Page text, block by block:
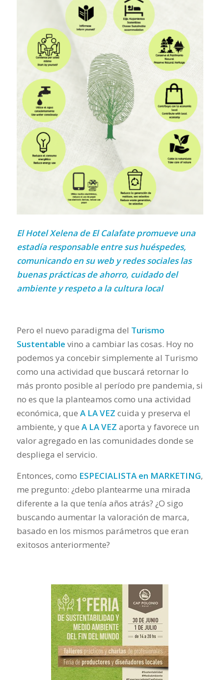
El Hotel Xelena de El Calafate promueve una
estadía responsable entre sus huéspedes,
comunicando en su web y redes sociales las
buenas prácticas de ahorro, cuidado del
ambiente y respeto a la cultura local
Pero el nuevo paradigma del Turismo
Sustentable vino a cambiar las cosas. Hoy no
podemos ya concebir simplemente al Turismo
como una actividad que buscará retornar lo
más pronto posible al período pre pandemia, si
no es que la planteamos como una actividad
económica, que A LA VEZ cuida y preserva el
ambiente, y que A LA VEZ aporta y favorece un
valor agregado en las comunidades donde se
despliega el servicio.
Entonces, como ESPECIALISTA en MARKETING,
me pregunto: ¿debo plantearme una mirada
diferente a la que tenía años atrás? ¿O sigo
buscando aumentar la valoración de marca,
basado en los mismos parámetros que eran
exitosos anteriormente?